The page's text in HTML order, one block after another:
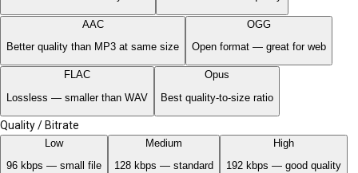
AAC
Better quality than MP3 at same size
OGG
Open format — great for web
FLAC
Lossless — smaller than WAV
Opus
Best quality-to-size ratio
Quality / Bitrate
Low
96 kbps — small file
Medium
128 kbps — standard
High
192 kbps — good quality